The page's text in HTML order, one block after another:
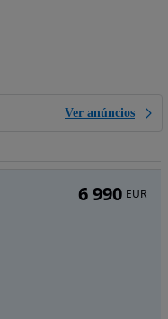
Ver anúncios
6 990 EUR